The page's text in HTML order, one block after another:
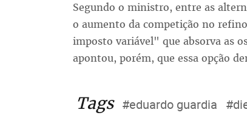
Segundo o ministro, entre as
o aumento da competição no
imposto variável" que absorva as
apontou, porém, que essa opção
Tags #eduardo guardia